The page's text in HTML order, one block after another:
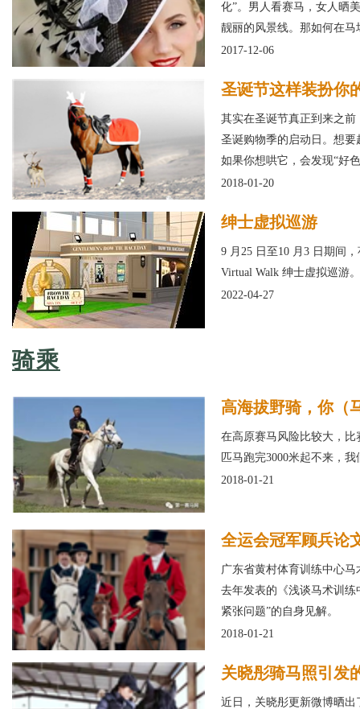
化”。男人看赛马，女人晒
靓丽的风景线。那如何在马
2017-12-06
圣诞节这样装扮你
其实在圣诞节真正到来之
圣诞购物季的启动日。想
如果你想哄它，会发现“好
2018-01-20
绅士虚拟巡游
9 月25 日至10 月3 日期间
Virtual Walk 绅士虚拟巡游
2022-04-27
骑乘
高海拔野骑，你（
在高原赛马风险比较大，
匹马跑完3000米起不来，
2018-01-21
全运会冠军顾兵论
广东省黄村体育训练中心
去年发表的《浅谈马术训
紧张问题”的自身见解。
2018-01-21
关晓彤骑马照引发
近日，关晓彤更新微博晒